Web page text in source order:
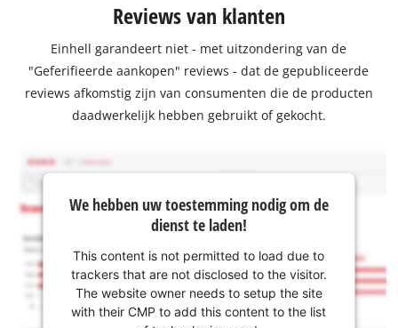
Reviews van klanten
Einhell garandeert niet - met uitzondering van de
"Geferifieerde aankopen" reviews - dat de gepubliceerde
reviews afkomstig zijn van consumenten die de producten
daadwerkelijk hebben gebruikt of gekocht.
We hebben uw toestemming nodig om de
dienst te laden!
This content is not permitted to load due to
trackers that are not disclosed to the visitor.
The website owner needs to setup the site
with their CMP to add this content to the list